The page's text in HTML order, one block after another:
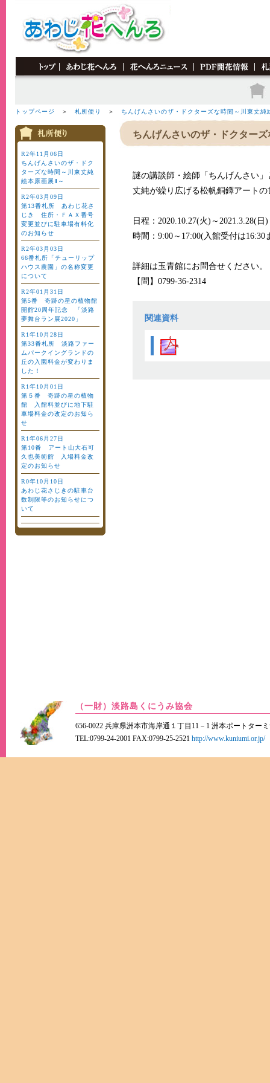
"MM_swapImgRestore()" />
トップページ ＞ 札所便り ＞ ちんげんさいのザ・ドクターズな時間～川東丈純
R2年11月06日
ちんげんさいのザ・ドク
ターズな時間～川東丈純
絵本原画展Ⅱ～
R2年03月09日
第13番札所 あわじ花さ
じき 住所・ＦＡＸ番号
変更並びに駐車場有料化
のお知らせ
R2年03月03日
66番札所「チューリップ
ハウス農園」の名称変更
について
R2年01月31日
第5番 奇跡の星の植物館
開館20周年記念 「淡路
夢舞台ラン展2020」
R1年10月28日
第33番札所 淡路ファー
ムパークイングランドの
丘の入園料金が変わりま
した！
R1年10月01日
第５番 奇跡の星の植物
館 入館料並びに地下駐
車場料金の改定のお知ら
せ
R1年06月27日
第10番 アート山大石可
久也美術館 入場料金改
定のお知らせ
R0年10月10日
あわじ花さじきの駐車台
数制限等のお知らせにつ
いて
ちんげんさいのザ・ドクター
謎の講談師・絵師「ちんげんさい
丈純が繰り広げる松帆銅鐸アート
日程：2020.10.27(火)～2021.3.28(日)
時間：9:00～17:00(入館受付は16:30
詳細は玉青館にお問合せください。
【問】0799-36-2314
関連資料
（一財）淡路島くにうみ協会
656-0022 兵庫県洲本市海岸通１丁目11－1 洲本ポートター
TEL:0799-24-2001 FAX:0799-25-2521 http://www.kuniumi.or.jp/